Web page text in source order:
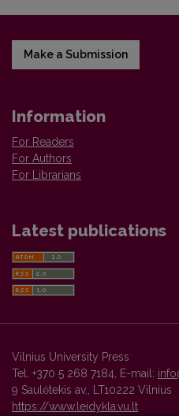
Make a Submission
Information
For Readers
For Authors
For Librarians
Latest publications
Vilnius University Press
Tel. +370 5 268 7184, E-mail:
9 Saulėtekis av., LT10222 Vilnius
https://www.leidykla.vu.lt